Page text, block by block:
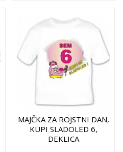
MAJČKA ZA ROJSTNI DAN,
KUPI SLADOLED 6,
DEKLICA